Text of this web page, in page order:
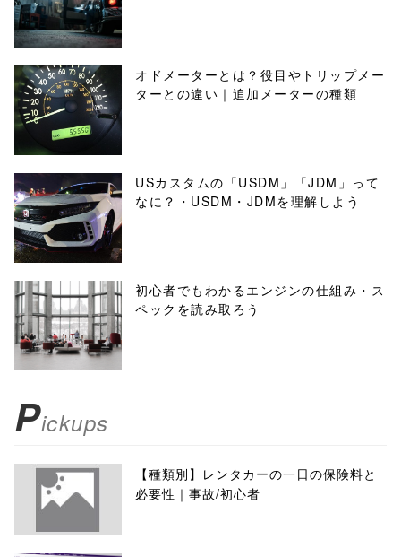
オドメーターとは？役目やトリップメー
ターとの違い｜追加メーターの種類
USカスタムの「USDM」「JDM」って
なに？・USDM・JDMを理解しよう
初心者でもわかるエンジンの仕組み・ス
ペックを読み取ろう
Pickups
【種類別】レンタカーの一日の保険料と
必要性｜事故/初心者